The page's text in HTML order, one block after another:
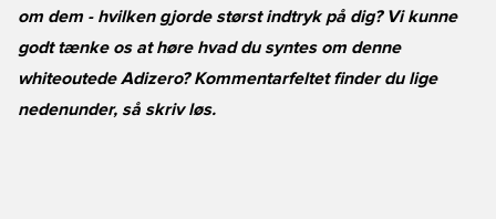
om dem - hvilken gjorde størst indtryk på dig? Vi kunne
godt tænke os at høre hvad du syntes om denne
whiteoutede Adizero? Kommentarfeltet finder du lige
nedenunder, så skriv løs.